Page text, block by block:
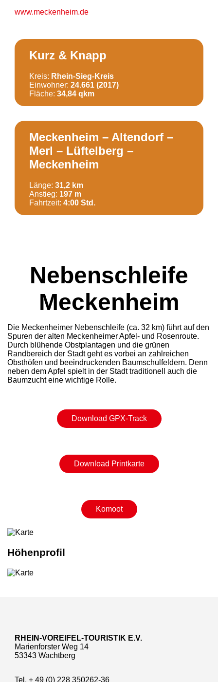
www.meckenheim.de
Kurz & Knapp
Kreis: Rhein-Sieg-Kreis
Einwohner: 24.661 (2017)
Fläche: 34,84 qkm
Meckenheim – Altendorf –
Merl – Lüftelberg –
Meckenheim
Länge: 31,2 km
Anstieg: 197 m
Fahrtzeit: 4:00 Std.
Nebenschleife
Meckenheim
Die Meckenheimer Nebenschleife (ca. 32 km) führt auf den
Spuren der alten Meckenheimer Apfel- und Rosenroute.
Durch blühende Obstplantagen und die grünen
Randbereich der Stadt geht es vorbei an zahlreichen
Obsthöfen und beeindruckenden Baumschulfeldern. Denn
neben dem Apfel spielt in der Stadt traditionell auch die
Baumzucht eine wichtige Rolle.
Download GPX-Track
Download Printkarte
Komoot
Höhenprofil
RHEIN-VOREIFEL-TOURISTIK E.V.
Marienforster Weg 14
53343 Wachtberg
Tel. + 49 (0) 228 350262-36